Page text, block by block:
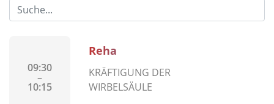
09:30
–
10:15
Reha
KRÄFTIGUNG DER
WIRBELSÄULE